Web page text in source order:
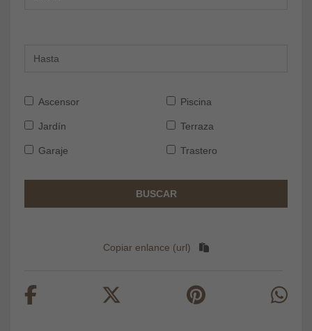
Ascensor Piscina
Jardín Terraza
Garaje Trastero
BUSCAR
Copiar enlance (url)